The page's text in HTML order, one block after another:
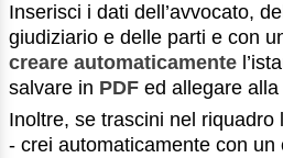
Inserisci i dati dell’avvocato,
giudiziario e delle parti e con
creare automaticamente
salvare in PDF ed allegare alla
Inoltre, se trascini nel riquadro
- crei automaticamente con un